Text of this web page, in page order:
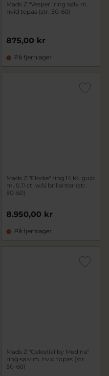
Mads Z "Vesper" ring sølv m.
hvid topas (str. 50-60)
875,00 kr
På fjernlager
Mads Z "Élodie" ring 14 kt. guld
m. 0,11 ct. w/si brillanter (str.
50-60)
8.950,00 kr
På fjernlager
Mads Z "Celestial by Medina"
ring sølv m. hvid topas (str.
50-60)